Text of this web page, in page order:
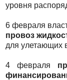
уровня
6 февраля
провоз
для улетающих
4 февраля